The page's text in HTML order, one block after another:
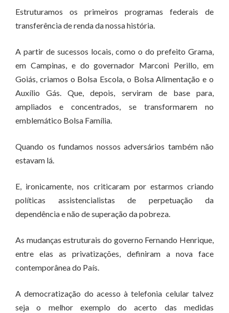
Estruturamos os primeiros programas federais de
transferência de renda da nossa história.
A partir de sucessos locais, como o do prefeito Grama,
em Campinas, e do governador Marconi Perillo, em
Goiás, criamos o Bolsa Escola, o Bolsa Alimentação e o
Auxílio Gás. Que, depois, serviram de base para,
ampliados e concentrados, se transformarem no
emblemático Bolsa Família.
Quando os fundamos nossos adversários também não
estavam lá.
E, ironicamente, nos criticaram por estarmos criando
políticas assistencialistas de perpetuação da
dependência e não de superação da pobreza.
As mudanças estruturais do governo Fernando Henrique,
entre elas as privatizações, definiram a nova face
contemporânea do País.
A democratização do acesso à telefonia celular talvez
seja o melhor exemplo do acerto das medidas